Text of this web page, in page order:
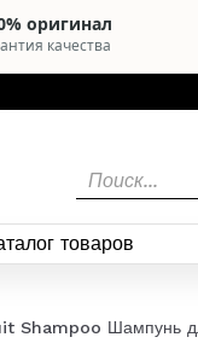
оригинал
качества
товаров
Shampoo